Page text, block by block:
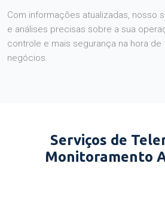
Com informações atualizadas, nosso
e análises precisas sobre a sua
controle e mais segurança na hora
negócios.
Serviços de
Monitoramento